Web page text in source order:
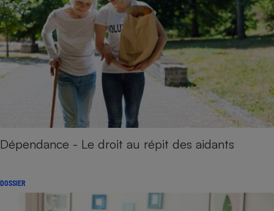
Dépendance - Le droit au répit des aidants
DOSSIER